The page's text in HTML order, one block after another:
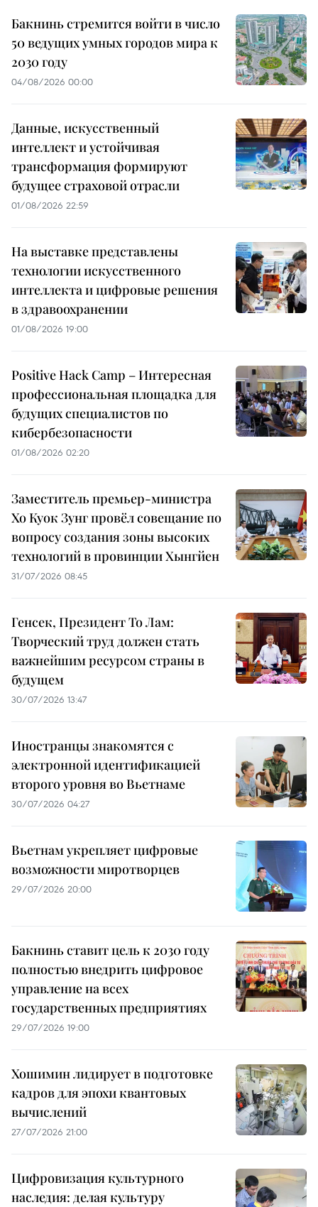
Бакнинь стремится войти в число
50 ведущих умных городов мира к
2030 году
04/08/2026 00:00
Данные, искусственный
интеллект и устойчивая
трансформация формируют
будущее страховой отрасли
01/08/2026 22:59
На выставке представлены
технологии искусственного
интеллекта и цифровые решения
в здравоохранении
01/08/2026 19:00
Positive Hack Camp – Интересная
профессиональная площадка для
будущих специалистов по
кибербезопасности
01/08/2026 02:20
Заместитель премьер-министра
Хо Куок Зунг провёл совещание по
вопросу создания зоны высоких
технологий в провинции Хынгйен
31/07/2026 08:45
Генсек, Президент То Лам:
Творческий труд должен стать
важнейшим ресурсом страны в
будущем
30/07/2026 13:47
Иностранцы знакомятся с
электронной идентификацией
второго уровня во Вьетнаме
30/07/2026 04:27
Вьетнам укрепляет цифровые
возможности миротворцев
29/07/2026 20:00
Бакнинь ставит цель к 2030 году
полностью внедрить цифровое
управление на всех
государственных предприятиях
29/07/2026 19:00
Хошимин лидирует в подготовке
кадров для эпохи квантовых
вычислений
27/07/2026 21:00
Цифровизация культурного
наследия: делая культуру